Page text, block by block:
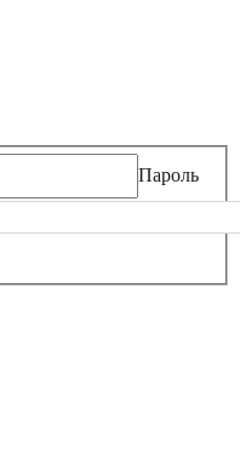
Пароль